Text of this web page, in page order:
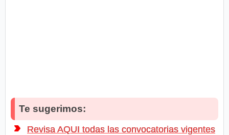
Te sugerimos:
Revisa AQUI todas las convocatorias vigentes